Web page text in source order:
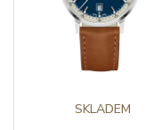
SKLADEM